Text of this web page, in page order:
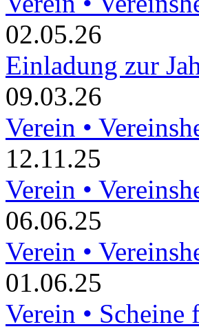
02.05.26
Einladung zur
09.03.26
Verein •
12.11.25
Verein •
06.06.25
Verein •
01.06.25
Verein • Scheine